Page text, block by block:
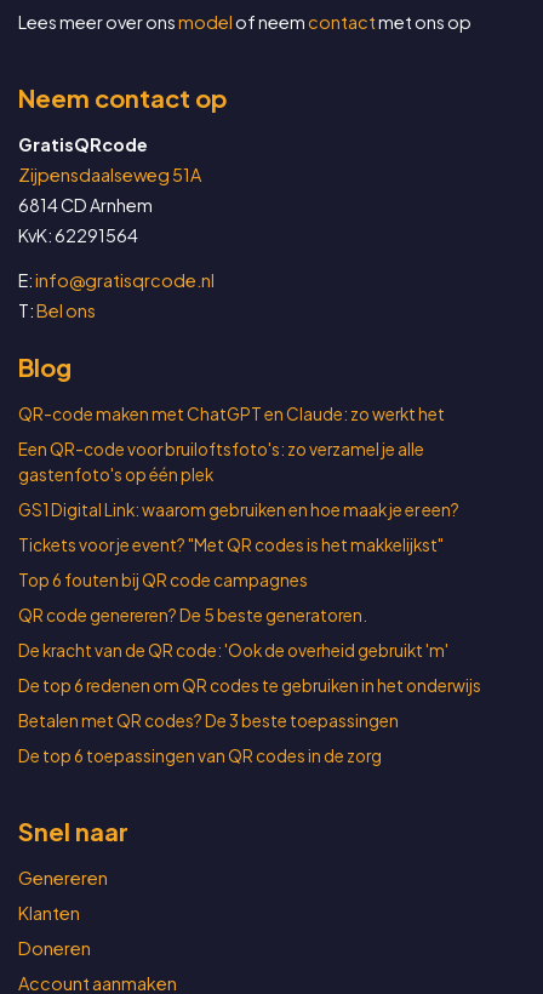
Lees meer over onsmodelof neemcontactmet ons op
Neem contact op
GratisQRcode
Zijpensdaalseweg 51A
6814 CD Arnhem
KvK: 62291564
E:info@gratisqrcode.nl
T:Bel ons
Blog
QR-code maken met ChatGPT en Claude: zo werkt het
Een QR-code voor bruiloftsfoto's: zo verzamel je alle
gastenfoto's op één plek
GS1 Digital Link: waarom gebruiken en hoe maak je er een?
Tickets voor je event? "Met QR codes is het makkelijkst"
Top 6 fouten bij QR code campagnes
QR code genereren? De 5 beste generatoren.
De kracht van de QR code: 'Ook de overheid gebruikt 'm'
De top 6 redenen om QR codes te gebruiken in het onderwijs
Betalen met QR codes? De 3 beste toepassingen
De top 6 toepassingen van QR codes in de zorg
Snel naar
Genereren
Klanten
Doneren
Account aanmaken